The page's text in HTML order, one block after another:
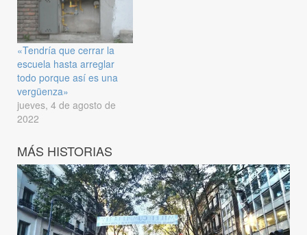
«Tendría que cerrar la
escuela hasta arreglar
todo porque así es una
vergüenza»
jueves, 4 de agosto de
2022
MÁS HISTORIAS